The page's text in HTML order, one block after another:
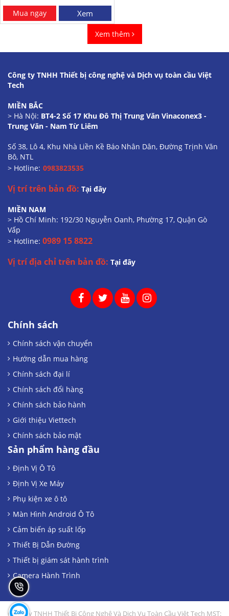
Mua ngay Xem
Xem thêm
Công ty TNHH Thiết bị công nghệ và Dịch vụ toàn cầu Việt
Tech
MIỀN BẮC
> Hà Nội: BT4-2 Số 17 Khu Đô Thị Trung Văn Vinaconex3 -
Trung Văn - Nam Từ Liêm
Số 38, Lô 4, Khu Nhà Liền Kề Báo Nhân Dân, Đường Trịnh Văn
Bô, NTL
> Hotline: 0983823535
Vị trí trên bản đồ: Tại đây
MIỀN NAM
> Hồ Chí Minh: 192/30 Nguyễn Oanh, Phường 17, Quận Gò
Vấp
> Hotline: 0989 15 8822
Vị trí địa chỉ trên bản đồ: Tại đây
Chính sách
Chính sách vận chuyển
Hướng dẫn mua hàng
Chính sách đại lí
Chính sách đổi hàng
Chính sách bảo hành
Giới thiệu Viettech
Chính sách bảo mật
Sản phẩm hàng đầu
Định Vị Ô Tô
Định Vị Xe Máy
Phụ kiện xe ô tô
Màn Hình Android Ô Tô
Cảm biến áp suất lốp
Thiết Bị Dẫn Đường
Thiết bị giám sát hành trình
Camera Hành Trình
Công Ty TNHH Thiết Bị Công Nghệ Và Dịch Vụ Toàn Cầu Việt Tech MST: